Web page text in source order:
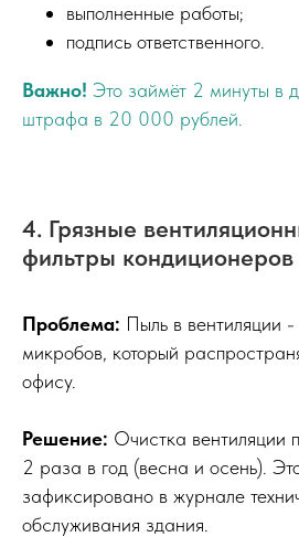
выполненные работы;
подпись ответственного.
Важно! Это займёт 2 минуты в
штрафа в 20 000 рублей.
4. Грязные
фильтры кондиционеров
Проблема: Пыль в вентиляции
микробов, который
офису.
Решение: Очистка вентиляции
2 раза в год (весна и осень).
зафиксировано в журнале
обслуживания здания.